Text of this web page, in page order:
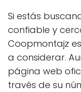
Si estás
confiable y
Coopmontajz
a considerar.
página web
través de su